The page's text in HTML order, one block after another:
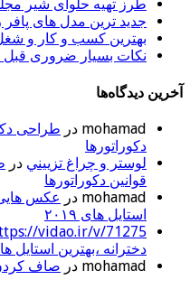
طرز تهیه حلوای شیر
جدید ترین مدل های پافر
بهترین کسب و کار و
نکات بسیار ضروری قبل از
دیدگاه‌ها
mohamadدرطراحی
دکوراتورها
لوستر و چراغ تزيينيدر
قوانین دکوراتورها
mohamadدرعکس هایی
استایل های ۲۰۱۹
https://vidao.ir/v/71275
دخترانه ،بهترین استایل های
mohamadدرصاف کردن